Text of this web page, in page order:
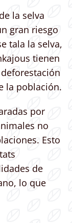
la selva
gran riesgo
tala la selva,
tienen
la población.
por
no
Esto
de
lo que